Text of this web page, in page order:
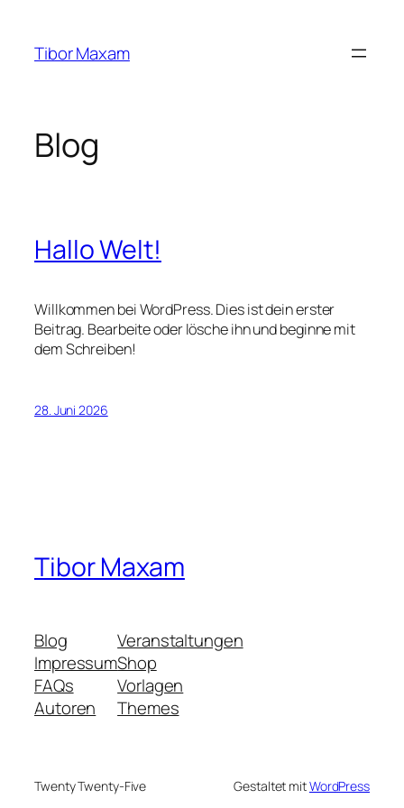
springen
Tibor Maxam
Blog
Hallo Welt!
Willkommen bei WordPress. Dies ist dein erster
Beitrag. Bearbeite oder lösche ihn und beginne mit
dem Schreiben!
28. Juni 2026
Tibor Maxam
Blog
Impressum
FAQs
Autoren
Veranstaltungen
Shop
Vorlagen
Themes
Twenty Twenty-Five Gestaltet mitWordPress